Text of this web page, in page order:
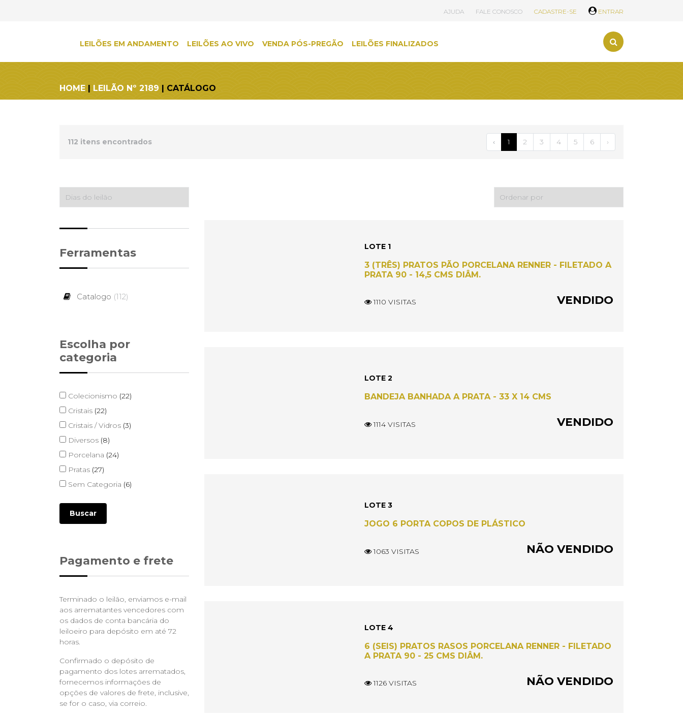
AJUDA FALE CONOSCO CADASTRE-SE ENTRAR
LEILÕES EM ANDAMENTO LEILÕES AO VIVO VENDA PÓS-PREGÃO LEILÕES FINALIZADOS
HOME | LEILÃO Nº 2189 | CATÁLOGO
112 itens encontrados ‹ 1 2 3 4 5 6 ›
Ferramentas
Catalogo (112)
Escolha por
categoria
Colecionismo (22)
Cristais (22)
Cristais / Vidros (3)
Diversos (8)
Porcelana (24)
Pratas (27)
Sem Categoria (6)
Buscar
Pagamento e frete
Terminado o leilão, enviamos e-mail
aos arrematantes vencedores com
os dados de conta bancária do
leiloeiro para depósito em até 72
horas.
Confirmado o depósito de
pagamento dos lotes arrematados,
fornecemos informações de
opções de valores de frete, inclusive,
se for o caso, via correio.
LOTE 1
3 (TRÊS) PRATOS PÃO PORCELANA RENNER - FILETADO A
PRATA 90 - 14,5 CMS DIÂM.
1110 VISITAS VENDIDO
LOTE 2
BANDEJA BANHADA A PRATA - 33 X 14 CMS
1114 VISITAS VENDIDO
LOTE 3
JOGO 6 PORTA COPOS DE PLÁSTICO
1063 VISITAS NÃO VENDIDO
LOTE 4
6 (SEIS) PRATOS RASOS PORCELANA RENNER - FILETADO
A PRATA 90 - 25 CMS DIÂM.
1126 VISITAS NÃO VENDIDO